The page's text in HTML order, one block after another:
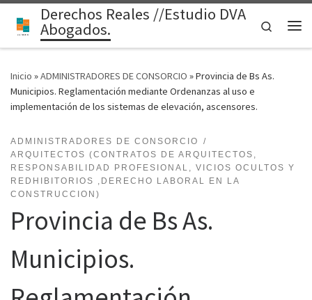
Saltar al contenido
Derechos Reales //Estudio DVA
Abogados.
Search
Inicio »ADMINISTRADORES DE CONSORCIO »Provincia de Bs As.
Municipios. Reglamentación mediante Ordenanzas al uso e
implementación de los sistemas de elevación, ascensores.
ADMINISTRADORES DE CONSORCIO
ARQUITECTOS (CONTRATOS DE ARQUITECTOS,
RESPONSABILIDAD PROFESIONAL, VICIOS OCULTOS Y
REDHIBITORIOS ,DERECHO LABORAL EN LA
CONSTRUCCION)
Provincia de Bs As.
Municipios.